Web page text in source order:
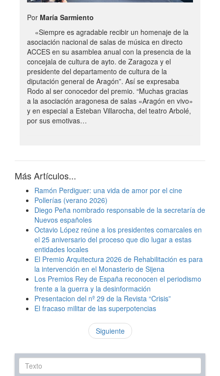
Por María Sarmiento
«Siempre es agradable recibir un homenaje de la
asociación nacional de salas de música en directo
ACCES en su asamblea anual con la presencia de la
concejala de cultura de ayto. de Zaragoza y el
presidente del departamento de cultura de la
diputación general de Aragón”. Así se expresaba
Rodo al ser conocedor del premio. “Muchas gracias
a la asociación aragonesa de salas «Aragón en vivo»
y en especial a Esteban Villarocha, del teatro Arbolé,
por sus emotivas…
Más Artículos...
Ramón Perdiguer: una vida de amor por el cine
Pollerías (verano 2026)
Diego Peña nombrado responsable de la secretaría de
Nuevos españoles
Octavio López reúne a los presidentes comarcales en
el 25 aniversario del proceso que dio lugar a estas
entidades locales
El Premio Arquitectura 2026 de Rehabilitación es para
la intervención en el Monasterio de Sijena
Los Premios Rey de España reconocen el periodismo
frente a la guerra y la desinformación
Presentacion del nº 29 de la Revista “Crisis”
El fracaso militar de las superpotencias
Siguiente
Texto